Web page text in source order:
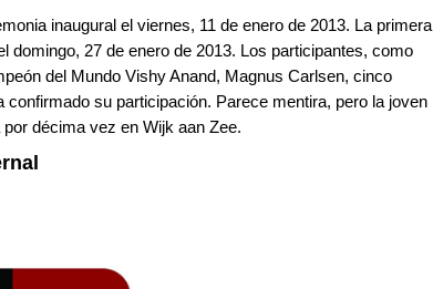
inaugural el viernes, 11 de enero de 2013. La primera
domingo, 27 de enero de 2013. Los participantes, como
del Mundo Vishy Anand, Magnus Carlsen, cinco
su participación. Parece mentira, pero la joven
décima vez en Wijk aan Zee.